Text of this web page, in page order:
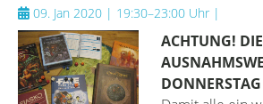
09. Jan 2020 | 19:30–23:00 Uhr |
ACHTUNG!